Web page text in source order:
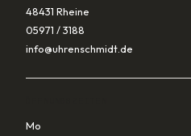
48431 Rheine
05971 / 3188
info@uhrenschmidt.de
Mo